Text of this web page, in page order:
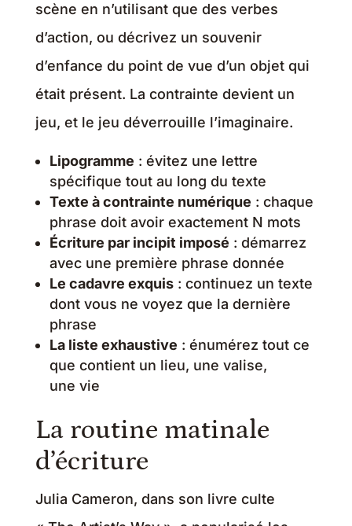
scène en n’utilisant que des verbes
d’action, ou décrivez un souvenir
d’enfance du point de vue d’un objet qui
était présent. La contrainte devient un
jeu, et le jeu déverrouille l’imaginaire.
Lipogramme : évitez une lettre
spécifique tout au long du texte
Texte à contrainte numérique : chaque
phrase doit avoir exactement N mots
Écriture par incipit imposé : démarrez
avec une première phrase donnée
Le cadavre exquis: continuez un texte
dont vous ne voyez que la dernière
phrase
La liste exhaustive : énumérez tout ce
que contient un lieu, une valise,
une vie
La routine matinale
d’écriture
Julia Cameron, dans son livre culte